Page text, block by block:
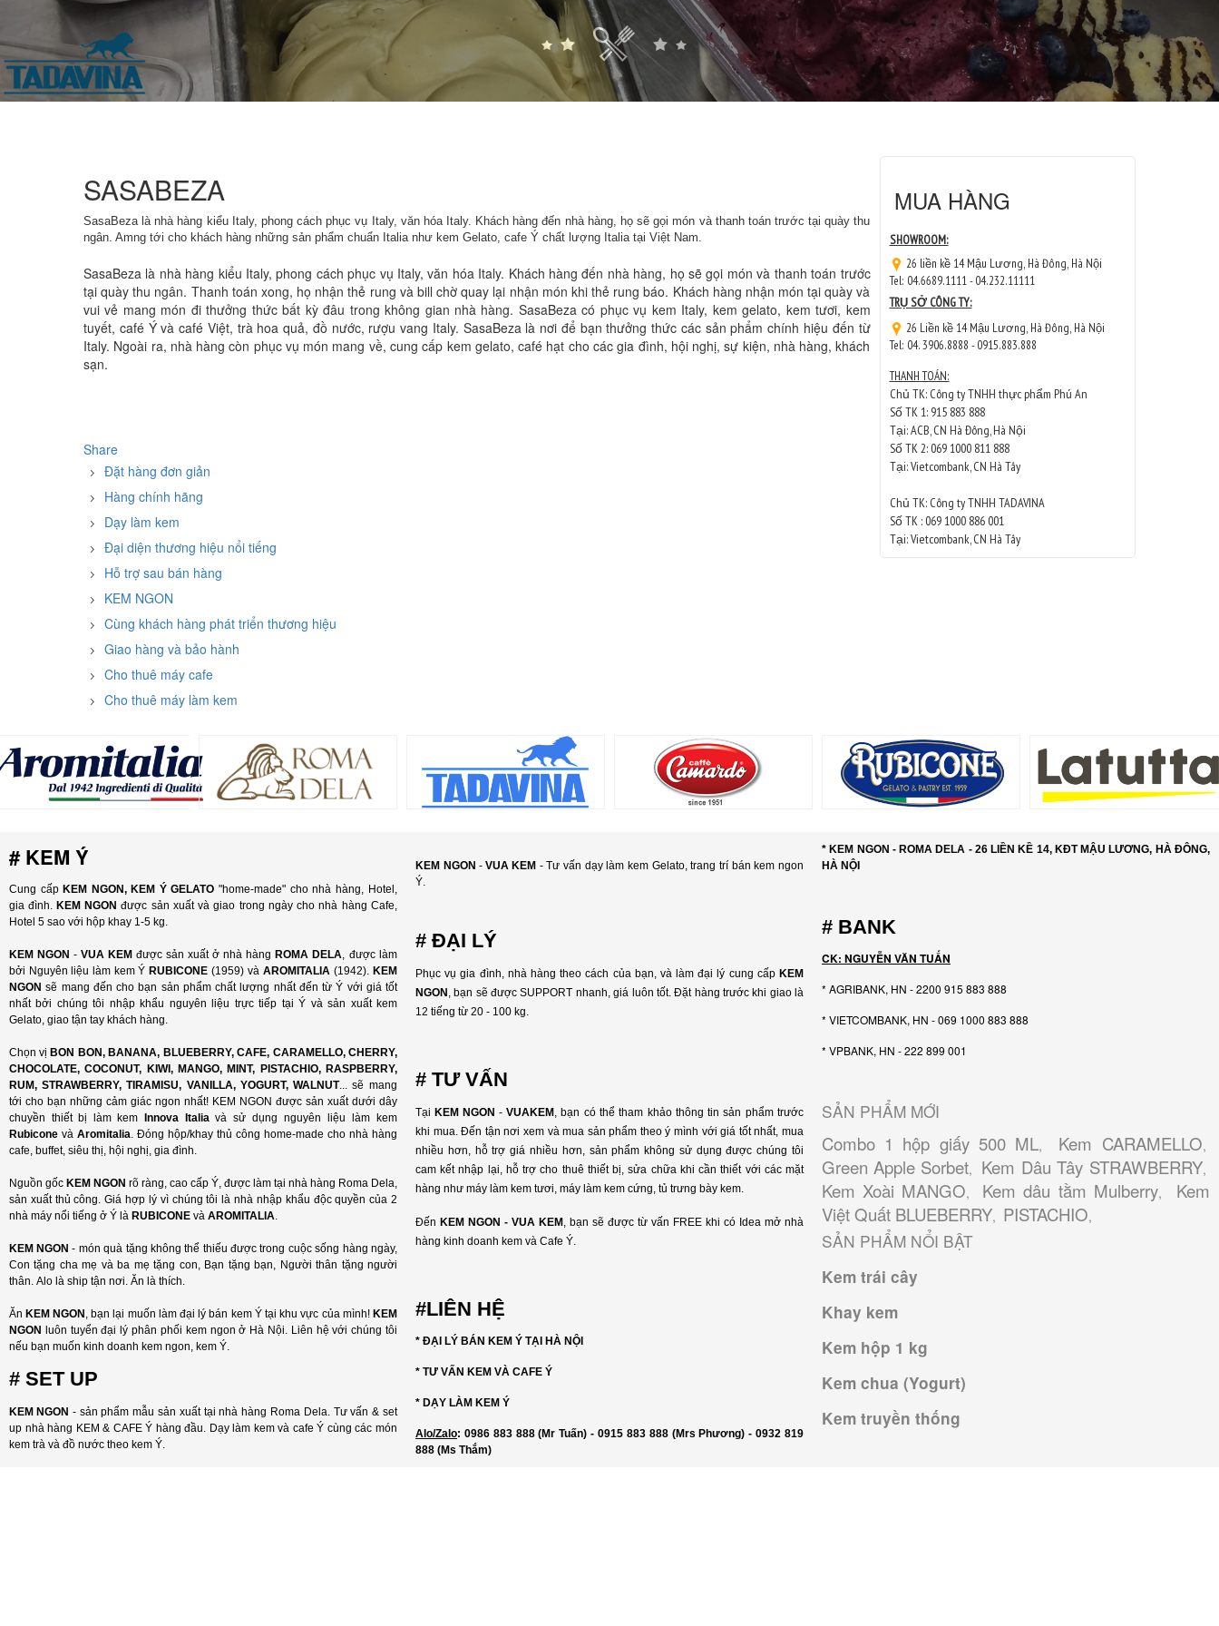
SASABEZA
SasaBeza là nhà hàng kiểu Italy, phong cách phục vụ Italy, văn hóa Italy. Khách hàng đến nhà hàng, họ sẽ gọi món và thanh toán trước tại quày thu
ngân. Amng tới cho khách hàng những sản phẩm chuẩn Italia như kem Gelato, cafe Ý chất lượng Italia tại Việt Nam.
SasaBeza là nhà hàng kiểu Italy, phong cách phục vụ Italy, văn hóa Italy. Khách hàng đến nhà hàng, họ sẽ gọi món và thanh toán trước
tại quày thu ngân. Thanh toán xong, họ nhận thẻ rung và bill chờ quay lại nhận món khi thẻ rung báo. Khách hàng nhận món tại quày và
vui vẻ mang món đi thưởng thức bất kỳ đâu trong không gian nhà hàng. SasaBeza có phục vụ kem Italy, kem gelato, kem tươi, kem
tuyết, café Ý và café Việt, trà hoa quả, đồ nước, rượu vang Italy. SasaBeza là nơi để bạn thưởng thức các sản phẩm chính hiệu đến từ
Italy. Ngoài ra, nhà hàng còn phục vụ món mang về, cung cấp kem gelato, café hạt cho các gia đình, hội nghị, sự kiện, nhà hàng, khách
sạn.
Share
Đặt hàng đơn giản
Hàng chính hãng
Dạy làm kem
Đại diện thương hiệu nổi tiếng
Hỗ trợ sau bán hàng
KEM NGON
Cùng khách hàng phát triển thương hiệu
Giao hàng và bảo hành
Cho thuê máy cafe
Cho thuê máy làm kem
MUA HÀNG
SHOWROOM:
26 liền kề 14 Mậu Lương, Hà Đông, Hà Nội
Tel: 04.6689.1111 - 04.232.11111
TRỤ SỞ CÔNG TY:
26 Liền kề 14 Mậu Lương, Hà Đông, Hà Nội
Tel: 04. 3906.8888 - 0915.883.888
THANH TOÁN:
Chủ TK: Công ty TNHH thực phẩm Phú An
Số TK 1: 915 883 888
Tại: ACB, CN Hà Đông, Hà Nội
Số TK 2: 069 1000 811 888
Tại: Vietcombank, CN Hà Tây
Chủ TK: Công ty TNHH TADAVINA
Số TK : 069 1000 886 001
Tại: Vietcombank, CN Hà Tây
# KEM Ý
Cung cấp KEM NGON, KEM Ý GELATO "home-made" cho nhà hàng, Hotel,
gia đình. KEM NGON được sản xuất và giao trong ngày cho nhà hàng Cafe,
Hotel 5 sao với hộp khay 1-5 kg.
KEM NGON - VUA KEM được sản xuất ở nhà hàng ROMA DELA, được làm
bởi Nguyên liệu làm kem Ý RUBICONE (1959) và AROMITALIA (1942). KEM
NGON sẽ mang đến cho bạn sản phẩm chất lượng nhất đến từ Ý với giá tốt
nhất bởi chúng tôi nhập khẩu nguyên liệu trực tiếp tại Ý và sản xuất kem
Gelato, giao tận tay khách hàng.
Chọn vị BON BON, BANANA, BLUEBERRY, CAFE, CARAMELLO, CHERRY,
CHOCOLATE, COCONUT, KIWI, MANGO, MINT, PISTACHIO, RASPBERRY,
RUM, STRAWBERRY, TIRAMISU, VANILLA, YOGURT, WALNUT... sẽ mang
tới cho bạn những cảm giác ngon nhất! KEM NGON được sản xuất dưới dây
chuyền thiết bị làm kem
Innova Italia và sử dụng nguyên liệu làm kem
Rubicone và Aromitalia. Đóng hộp/khay thủ công home-made cho nhà hàng
cafe, buffet, siêu thị, hội nghị, gia đình.
Nguồn gốc KEM NGON rõ ràng, cao cấp Ý, được làm tại nhà hàng Roma Dela,
sản xuất thủ công. Giá hợp lý vì chúng tôi là nhà nhập khẩu độc quyền của 2
nhà máy nổi tiếng ở Ý là RUBICONE và AROMITALIA.
KEM NGON - món quà tặng không thể thiếu được trong cuộc sống hàng ngày,
Con tặng cha mẹ và ba mẹ tặng con, Bạn tặng bạn, Người thân tặng người
thân. Alo là ship tận nơi. Ăn là thích.
Ăn KEM NGON , bạn lại muốn làm đại lý bán kem Ý tại khu vực của mình! KEM
NGON
luôn tuyển đại lý phân phối kem ngon ở Hà Nội. Liên hệ với chúng tôi
nếu bạn muốn kinh doanh kem ngon, kem Ý.
# SET UP
KEM NGON - sản phẩm mẫu sản xuất tại nhà hàng Roma Dela. Tư vấn & set
up nhà hàng KEM & CAFE Ý hàng đầu. Dạy làm kem và cafe Ý cùng các món
kem trà và đồ nước theo kem Ý.
KEM NGON - VUA KEM - Tư vấn dạy làm kem Gelato, trang trí bán kem ngon
Ý.
# ĐẠI LÝ
Phục vụ gia đình, nhà hàng theo cách của bạn, và làm đại lý cung cấp KEM
NGON , bạn sẽ được SUPPORT nhanh, giá luôn tốt. Đặt hàng trước khi giao là
12 tiếng từ 20 - 100 kg.
# TƯ VẤN
Tại KEM NGON - VUAKEM , bạn có thể tham khảo thông tin sản phẩm trước
khi mua. Đến tận nơi xem và mua sản phẩm theo ý mình với giá tốt nhất, mua
nhiều hơn, hỗ trợ giá nhiều hơn, sản phẩm không sử dụng được chúng tôi
cam kết nhập lại, hỗ trợ cho thuê thiết bị, sửa chữa khi cần thiết với các mặt
hàng như máy làm kem tươi, máy làm kem cứng, tủ trưng bày kem.
Đến KEM NGON - VUA KEM , bạn sẽ được từ vấn FREE khi có Idea mở nhà
hàng kinh doanh kem và Cafe Ý.
#LIÊN HỆ
* ĐẠI LÝ BÁN KEM Ý TẠI HÀ NỘI
* TƯ VẤN KEM VÀ CAFE Ý
* DẠY LÀM KEM Ý
Alo/Zalo: 0986 883 888 (Mr Tuấn) - 0915 883 888 (Mrs Phương) - 0932 819
888 (Ms Thắm)
* KEM NGON - ROMA DELA - 26 LIỀN KỀ 14, KĐT MẬU LƯƠNG, HÀ ĐÔNG,
HÀ NỘI
# BANK
CK: NGUYỄN VĂN TUẤN
* AGRIBANK, HN - 2200 915 883 888
* VIETCOMBANK, HN - 069 1000 883 888
* VPBANK, HN - 222 899 001
SẢN PHẨM MỚI
Combo 1 hộp giấy 500 ML, Kem CARAMELLO,
Green Apple Sorbet, Kem Dâu Tây STRAWBERRY,
Kem Xoài MANGO, Kem dâu tằm Mulberry, Kem
Việt Quất BLUEBERRY, PISTACHIO,
SẢN PHẨM NỔI BẬT
Kem trái cây
Khay kem
Kem hộp 1 kg
Kem chua (Yogurt)
Kem truyền thống